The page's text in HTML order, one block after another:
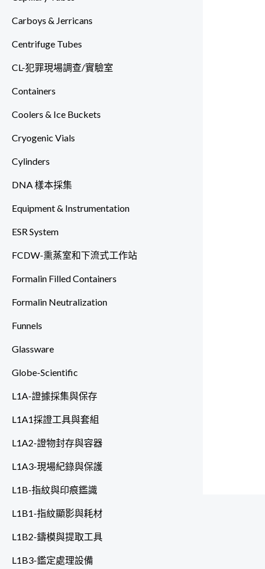
Carboys & Jerricans
Centrifuge Tubes
CL-犯罪現場調查/實驗室
Containers
Coolers & Ice Buckets
Cryogenic Vials
Cylinders
DNA 樣本採集
Equipment & Instrumentation
ESR System
FCDW-熏蒸室和下流式工作站
Formalin Filled Containers
Formalin Neutralization
Funnels
Glassware
Globe-Scientific
L1A-證據採集與保存
L1A1採證工具與套組
L1A2-證物封存與容器
L1A3-現場紀錄與保護
L1B-指紋與印痕鑑識
L1B1-指紋顯影與耗材
L1B2-鑄模與提取工具
L1B3-鑑定處理設備